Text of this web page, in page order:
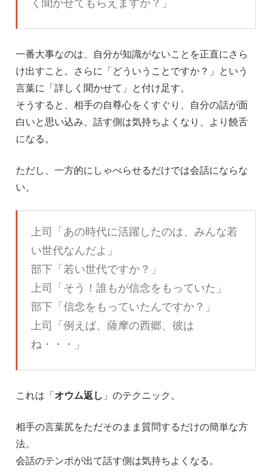
一番大事なのは、自分が知識がないことを正直にさら
け出すこと。さらに「どういうことですか？」という
言葉に「詳しく聞かせて」と付け足す。
そうすると、相手の自尊心をくすぐり、自分の話が面
白いと思い込み、話す側は気持ちよくなり、より饒舌
になる。
ただし、一方的にしゃべらせるだけでは会話にならな
い。
上司「あの時代に活躍したのは、みんな若
い世代なんだよ」
部下「若い世代ですか？」
上司「そう！誰もが信念をもっていた」
部下「信念をもっていたんですか？」
上司「例えば、薩摩の西郷、彼は
ね・・・」
これは「オウム返し 」のテクニック。
相手の言葉尻をただそのまま質問するだけの簡単な方
法。
会話のテンポが出て話す側は気持ちよくなる。